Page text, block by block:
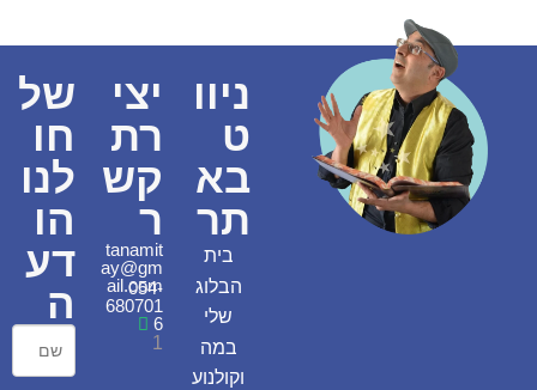
ניוו
ט
בא
תר
בית
הבלוג
שלי
במה
וקולנוע
יצי
רת
קש
ר
tanamit
ay@gm
ail.com
054-
680701
6
1
של
חו
לנו
הו
דע
ה